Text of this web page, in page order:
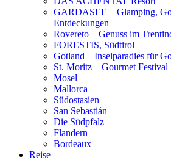
GARDASEE – Glamping,
Entdeckungen
Rovereto – Genuss im
FORESTIS, Südtirol
Gotland – Inselparadies für
St. Moritz – Gourmet Festival
Mosel
Mallorca
Südostasien
San Sebastián
Die Südpfalz
Flandern
Bordeaux
Reise